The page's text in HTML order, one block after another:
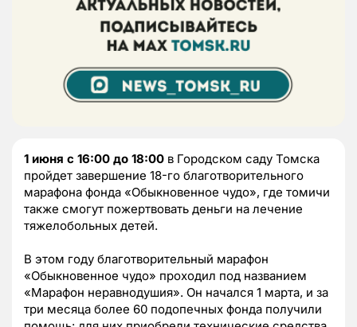
1 июня с 16:00 до 18:00 в Городском саду Томска
пройдет завершение 18-го благотворительного
марафона фонда «Обыкновенное чудо», где томичи
также смогут пожертвовать деньги на лечение
тяжелобольных детей.
В этом году благотворительный марафон
«Обыкновенное чудо» проходил под названием
«Марафон неравнодушия». Он начался 1 марта, и за
три месяца более 60 подопечных фонда получили